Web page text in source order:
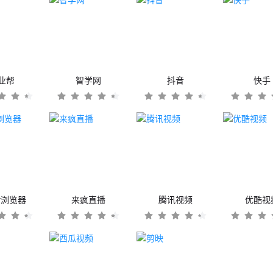
帮 智学网 抖音 快手
览器 来疯直播 腾讯视频 优酷视